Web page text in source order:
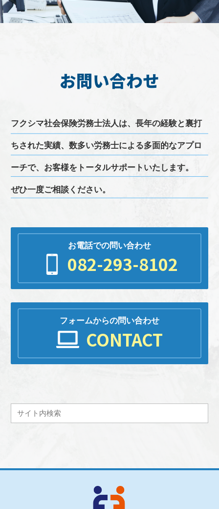
お問い合わせ
フクシマ社会保険労務士法人は、長年の経験と裏打
ちされた実績、数多い労務士による多面的なアプロ
ーチで、お客様をトータルサポートいたします。
ぜひ一度ご相談ください。
お電話での問い合わせ
082-293-8102
フォームからの問い合わせ
CONTACT